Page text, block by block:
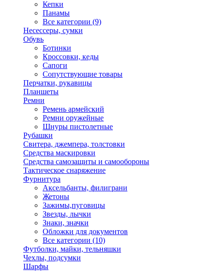
Кепки
Панамы
Все категории (9)
Несессеры, сумки
Обувь
Ботинки
Кроссовки, кеды
Сапоги
Сопутствующие товары
Перчатки, рукавицы
Планшеты
Ремни
Ремень армейский
Ремни оружейные
Шнуры пистолетные
Рубашки
Свитера, джемпера, толстовки
Средства маскировки
Средства самозащиты и самообороны
Тактическое снаряжение
Фурнитура
Аксельбанты, филиграни
Жетоны
Зажимы,пуговицы
Звезды, лычки
Знаки, значки
Обложки для документов
Все категории (10)
Футболки, майки, тельняшки
Чехлы, подсумки
Шарфы